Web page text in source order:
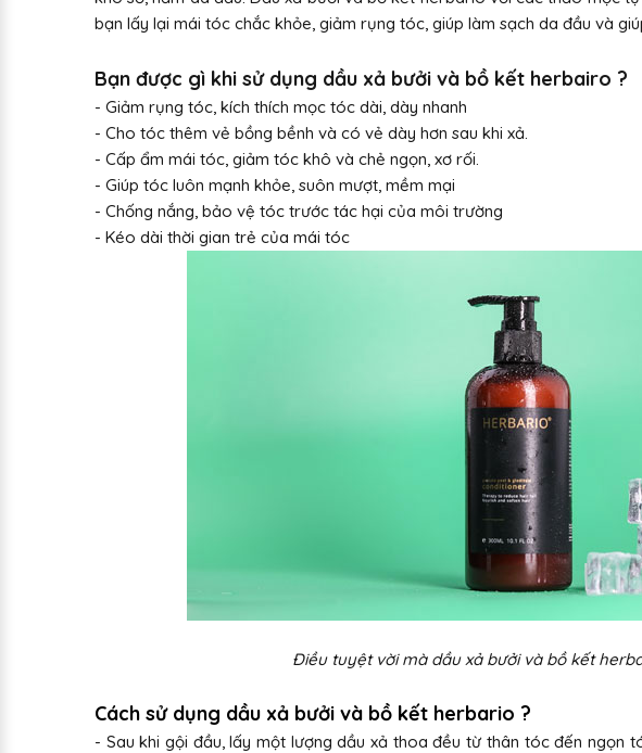
bạn lấy lại mái tóc chắc khỏe, giảm rụng tóc, giúp làm sạch da đầu và
Bạn được gì khi sử dụng dầu xả bưởi và bồ kết herbairo ?
- Giảm rụng tóc, kích thích mọc tóc dài, dày nhanh
- Cho tóc thêm vẻ bồng bềnh và có vẻ dày hơn sau khi xả.
- Cấp ẩm mái tóc, giảm tóc khô và chẻ ngọn, xơ rối.
- Giúp tóc luôn mạnh khỏe, suôn mượt, mềm mại
- Chống nắng, bảo vệ tóc trước tác hại của môi trường
- Kéo dài thời gian trẻ của mái tóc
Điều tuyệt vời mà dầu xả bưởi và bồ kết
Cách sử dụng dầu xả bưởi và bồ kết herbario ?
- Sau khi gội đầu, lấy một lượng dầu xả thoa đều từ thân tóc đến ngọn